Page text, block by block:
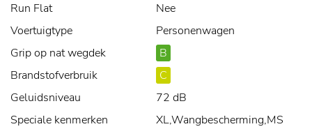
Run Flat
Nee
Voertuigtype
Personenwagen
Grip op nat wegdek
B
Brandstofverbruik
C
Geluidsniveau
72 dB
Speciale kenmerken
XL,Wangbescherming,MS